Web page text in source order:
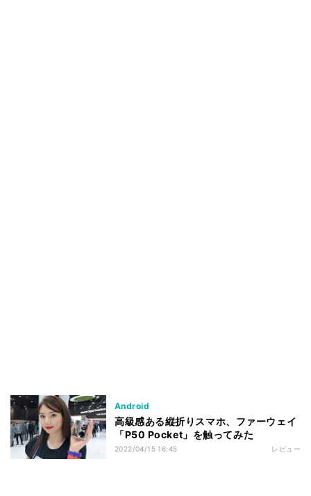
Android
高級感ある縦折りスマホ、ファーウェイ
「P50 Pocket」を触ってみた
2022/04/15 16:45 レビュー